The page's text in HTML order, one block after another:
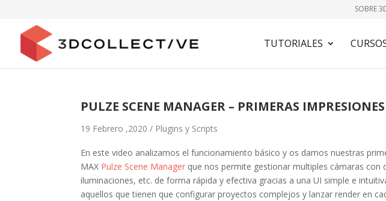
SOBRE
TUTORIALES
PULZE SCENE MANAGER – PRIMERAS IMPRESIONES
19 Febrero ,2020 / Plugins y Scripts
En este video analizamos el funcionamiento básico y os damos nuestras
MAX Pulze Scene Manager que nos permite gestionar multiples cámaras con
iluminaciones, etc. de forma rápida y efectiva gracias a una UI simple e
aquellos que tienen que configurar proyectos complejos y lanzar render en